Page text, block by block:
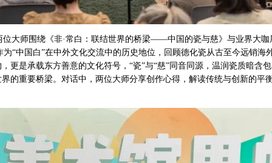
大师围绕《非·常白：联结世界的桥梁——中国的瓷与慈》与业界大咖
“中国白”在中外文化交流中的历史地位，回顾德化瓷从古至今远销海
更是承载东方善意的文化符号，“瓷”与“慈”同音同源，温润瓷质暗含
的重要桥梁。对话中，两位大师分享创作心得，解读传统与创新的平